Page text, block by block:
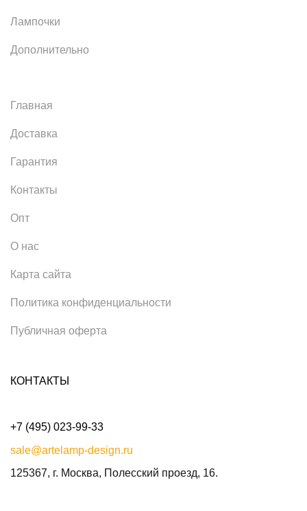
Лампочки
Дополнительно
Главная
Доставка
Гарантия
Контакты
Опт
О нас
Карта сайта
Политика конфиденциальности
Публичная оферта
КОНТАКТЫ
+7 (495) 023-99-33
sale@artelamp-design.ru
125367, г. Москва, Полесский проезд, 16.